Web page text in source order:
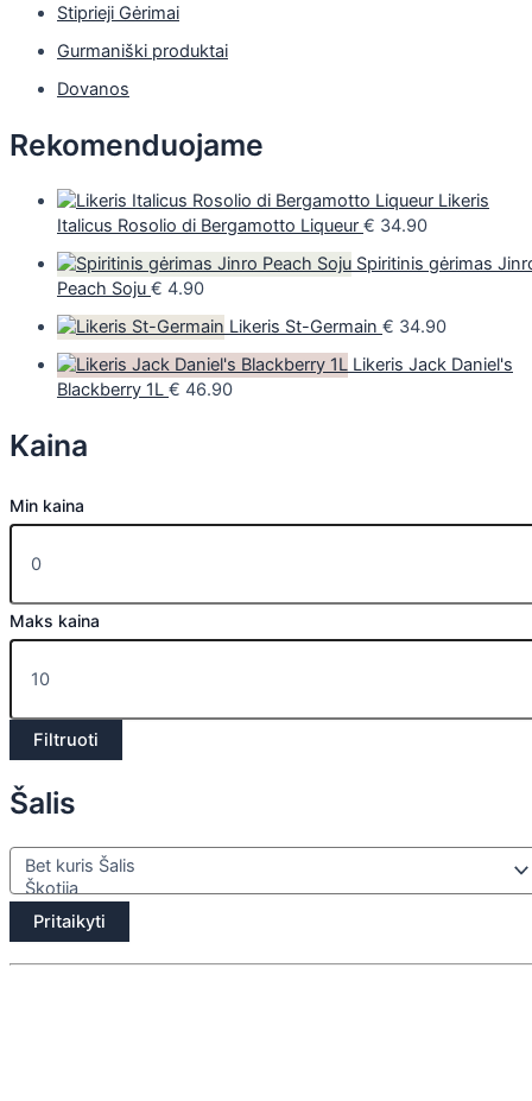
Stiprieji Gėrimai
Gurmaniški produktai
Dovanos
Rekomenduojame
Likeris
Italicus Rosolio di Bergamotto Liqueur € 34.90
Spiritinis gėrimas
Peach Soju € 4.90
Likeris St-Germain € 34.90
Likeris Jack Daniel's
Blackberry 1L € 46.90
Kaina
Min kaina
Maks kaina
Filtruoti
Šalis
Pritaikyti